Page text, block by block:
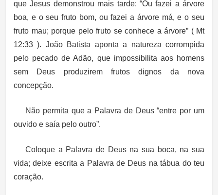
que Jesus demonstrou mais tarde: “Ou fazei a árvore
boa, e o seu fruto bom, ou fazei a árvore má, e o seu
fruto mau; porque pelo fruto se conhece a árvore” ( Mt
12:33 ). João Batista aponta a natureza corrompida
pelo pecado de Adão, que impossibilita aos homens
sem Deus produzirem frutos dignos da nova
concepção.
Não permita que a Palavra de Deus “entre por um
ouvido e saía pelo outro”.
Coloque a Palavra de Deus na sua boca, na sua
vida; deixe escrita a Palavra de Deus na tábua do teu
coração.